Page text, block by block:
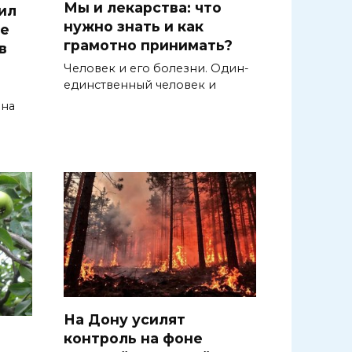
Мы и лекарства: что
нужно знать и как
грамотно принимать?
Человек и его болезни. Один-
единственный человек и
На Дону усилят
контроль на фоне